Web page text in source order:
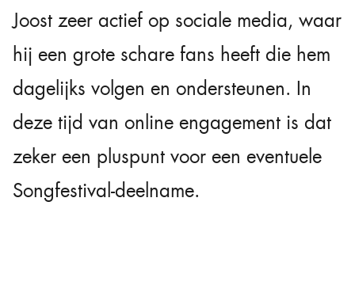
Joost zeer actief op sociale media, waar
hij een grote schare fans heeft die hem
dagelijks volgen en ondersteunen. In
deze tijd van online engagement is dat
zeker een pluspunt voor een eventuele
Songfestival-deelname.